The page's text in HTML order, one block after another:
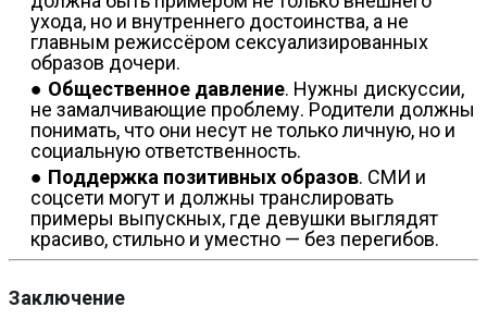
ухода, но и внутреннего достоинства, а не
главным режиссёром сексуализированных
образов дочери.
Общественное давление. Нужны дискуссии,
не замалчивающие проблему. Родители должны
понимать, что они несут не только личную, но и
социальную ответственность.
Поддержка позитивных образов. СМИ и
соцсети могут и должны транслировать
примеры выпускных, где девушки выглядят
красиво, стильно и уместно — без перегибов.
Заключение